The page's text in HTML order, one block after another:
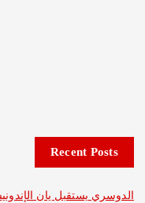
Recent
يان الإندونيسي..